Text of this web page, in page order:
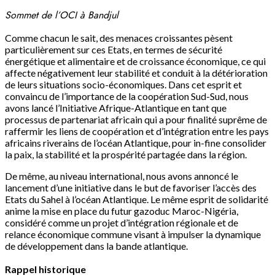
Sommet de l’OCI à Bandjul
Comme chacun le sait, des menaces croissantes pèsent
particulièrement sur ces Etats, en termes de sécurité
énergétique et alimentaire et de croissance économique, ce qui
affecte négativement leur stabilité et conduit à la détérioration
de leurs situations socio-économiques. Dans cet esprit et
convaincu de l’importance de la coopération Sud-Sud, nous
avons lancé l’Initiative Afrique-Atlantique en tant que
processus de partenariat africain qui a pour finalité suprême de
raffermir les liens de coopération et d’intégration entre les pays
africains riverains de l’océan Atlantique, pour in-fine consolider
la paix, la stabilité et la prospérité partagée dans la région.
De même, au niveau international, nous avons annoncé le
lancement d’une initiative dans le but de favoriser l’accès des
Etats du Sahel à l’océan Atlantique. Le même esprit de solidarité
anime la mise en place du futur gazoduc Maroc-Nigéria,
considéré comme un projet d’intégration régionale et de
relance économique commune visant à impulser la dynamique
de développement dans la bande atlantique.
Rappel historique